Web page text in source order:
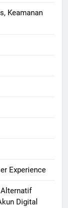
Keamanan
Experience
Alternatif
Digital